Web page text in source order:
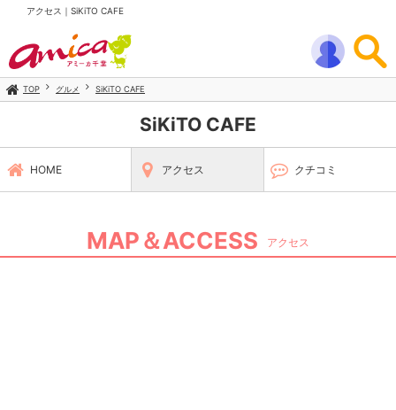
アクセス｜SiKiTO CAFE
TOP グルメ SiKiTO CAFE
SiKiTO CAFE
HOME アクセス クチコミ
MAP＆ACCESS アクセス